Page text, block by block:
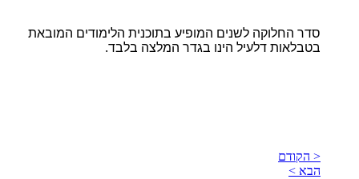
סדר החלוקה לשנים המופיע בתוכנית הלימודים המובאת
בטבלאות דלעיל הינו בגדר המלצה בלבד.
< הקודם
הבא >